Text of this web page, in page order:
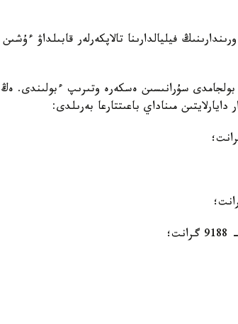
فيليالدارىنا تالاپكەرلەر قابىلداۋ ءۇشىن
بولجامدى سۇرانىسىن ەسكەرە وتىرىپ ءبولىندى. ەڭ
مىناداي باعىتتارعا بەرىلدى: